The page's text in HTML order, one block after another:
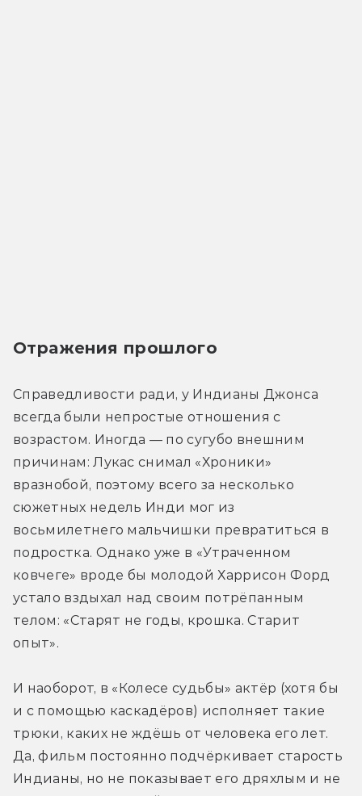
Отражения прошлого
Справедливости ради, у Индианы Джонса
всегда были непростые отношения с
возрастом. Иногда — по сугубо внешним
причинам: Лукас снимал «Хроники»
вразнобой, поэтому всего за несколько
сюжетных недель Инди мог из
восьмилетнего мальчишки превратиться в
подростка. Однако уже в «Утраченном
ковчеге» вроде бы молодой Харрисон Форд
устало вздыхал над своим потрёпанным
телом: «Старят не годы, крошка. Старит
опыт».
И наоборот, в «Колесе судьбы» актёр (хотя бы
и с помощью каскадёров) исполняет такие
трюки, каких не ждёшь от человека его лет.
Да, фильм постоянно подчёркивает старость
Индианы, но не показывает его дряхлым и не